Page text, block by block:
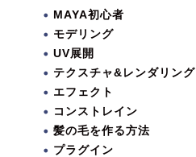
MAYA初心者
モデリング
UV展開
テクスチャ&レンダリング
エフェクト
コンストレイン
髪の毛を作る方法
プラグイン